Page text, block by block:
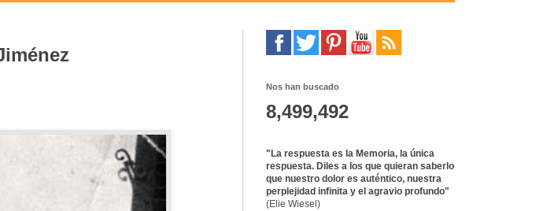
Nos han buscado
8,499,492
"La respuesta es la Memoria, la única
respuesta. Diles a los que quieran saberlo
que nuestro dolor es auténtico, nuestra
perplejidad infinita y el agravio profundo"
(Elie Wiesel)